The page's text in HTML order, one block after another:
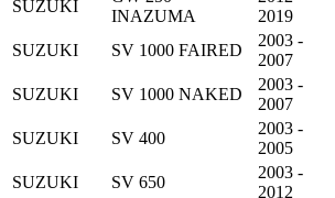
SUZUKI
INAZUMA
2019
SUZUKI SV 1000 FAIRED
2003 -
2007
SUZUKI SV 1000 NAKED
2003 -
2007
SUZUKI SV 400
2003 -
2005
SUZUKI SV 650
2003 -
2012